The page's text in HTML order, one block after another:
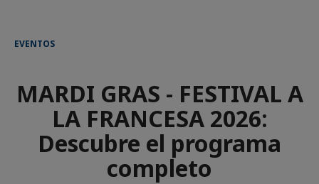
EVENTOS
MARDI GRAS - FESTIVAL A
LA FRANCESA 2026:
Descubre el programa
completo